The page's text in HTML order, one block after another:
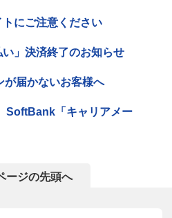
にご注意ください
い」決済終了のお知らせ
が届かないお客様へ
SoftBank「キャリアメー
ージの先頭へ